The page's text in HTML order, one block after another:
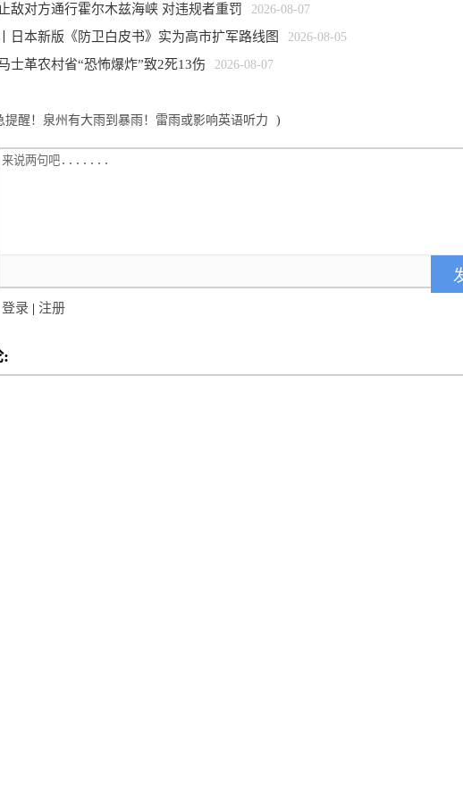
敌对方通行霍尔木兹海峡 对违规者重罚 2026-08-07
日本新版《防卫白皮书》实为高市扩军路线图 2026-08-05
士革农村省“恐怖爆炸”致2死13伤 2026-08-07
提醒！泉州有大雨到暴雨！雷雨或影响英语听力 )
登录 | 注册
: